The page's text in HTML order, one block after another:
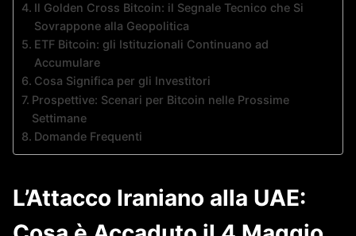
Il Golden Cross Bitcoin: il Segnale Tecnico che Si
Sovrappone alla Geopolitica
ETF Bitcoin: gli Istituzionali Continuano ad
Accumulare
Cosa Significa per gli Investitori
Prospettive: Scenari per Bitcoin nelle Prossime
Settimane
Domande Frequenti
L’Attacco Iraniano alla UAE: